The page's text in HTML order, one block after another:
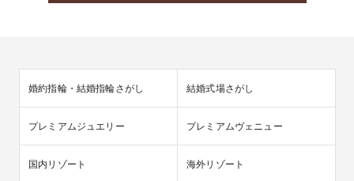
婚約指輪・結婚指輪さがし 結婚式場さがし
プレミアムジュエリー プレミアムヴェニュー
国内リゾート 海外リゾート